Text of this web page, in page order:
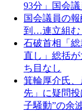
93分」国会
国会議員の
到…連立組む
石破首相「
直し」総括
ち目なし
箕輪厚介氏
先」に疑問
子騒動”の余